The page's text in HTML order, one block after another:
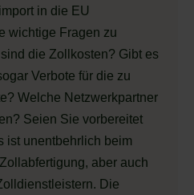
in die EU
wichtige Fragen zu
die Zollkosten? Gibt es
Verbote für die zu
Welche Netzwerkpartner
Seien Sie vorbereitet
ist unentbehrlich beim
aber auch
Die